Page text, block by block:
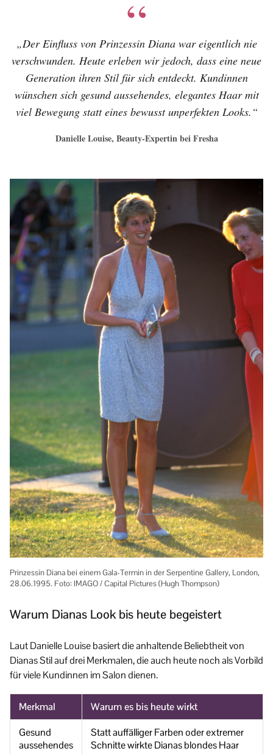
„Der Einfluss von Prinzessin Diana war eigentlich nie
verschwunden. Heute erleben wir jedoch, dass eine neue
Generation ihren Stil für sich entdeckt. Kundinnen
wünschen sich gesund aussehendes, elegantes Haar mit
viel Bewegung statt eines bewusst unperfekten Looks.“
Danielle Louise, Beauty-Expertin bei Fresha
Prinzessin Diana bei einem Gala-Termin in der Serpentine Gallery, London,
28.06.1995. Foto: IMAGO / Capital Pictures (Hugh Thompson)
Warum Dianas Look bis heute begeistert
Laut Danielle Louise basiert die anhaltende Beliebtheit von
Dianas Stil auf drei Merkmalen, die auch heute noch als Vorbild
für viele Kundinnen im Salon dienen.
Merkmal
Warum es bis heute wirkt
Gesund
aussehendes
Statt auffälliger Farben oder extremer
Schnitte wirkte Dianas blondes Haar